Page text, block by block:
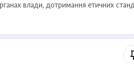
влади, дотримання етичних